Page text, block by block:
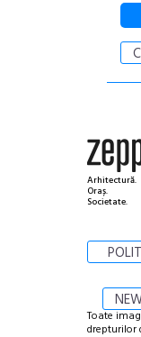
Arhitectură.
Oraș.
Societate.
Toate
drepturilor